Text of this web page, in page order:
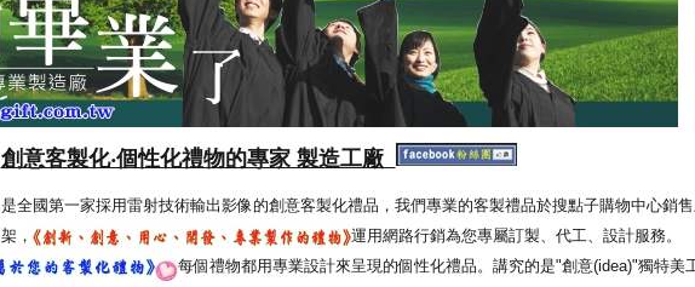
創意客製化‧個性化禮物的專家 製造工廠
是全國第一家採用雷射技術輸出影像的創意客製化禮品，我們專業的客製禮品於搜點子購物中心銷
架，
運用網路行銷為您專屬訂製、代工、設計服務。
每個禮物都用專業設計來呈現的個性化禮品。講究的是"創意(idea)"獨特美